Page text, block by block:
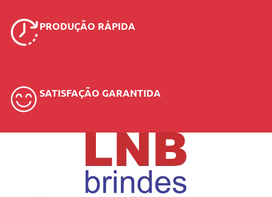
PRODUÇÃO RÁPIDA
SATISFAÇÃO GARANTIDA